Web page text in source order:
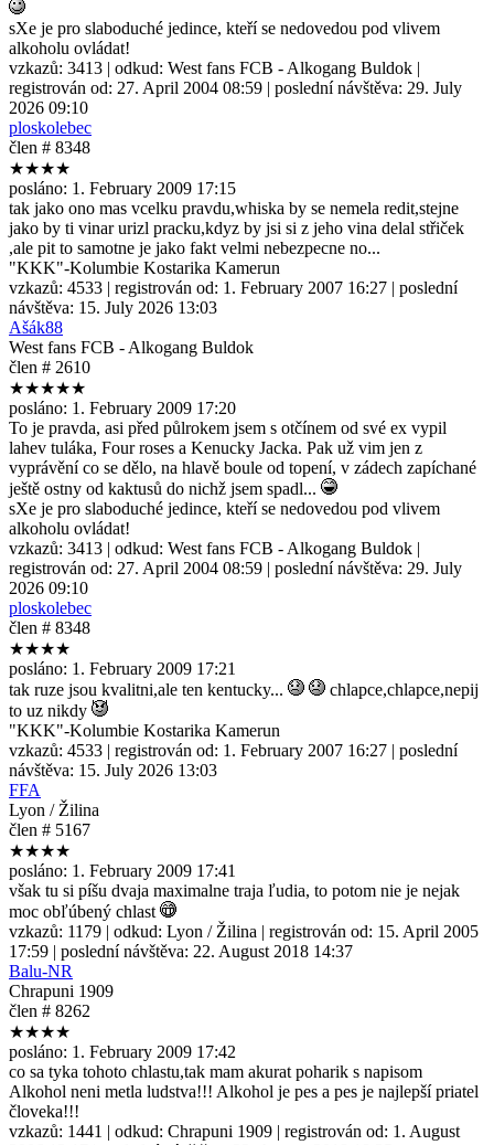
sXe je pro slaboduché jedince, kteří se nedovedou pod vlivem
alkoholu ovládat!
vzkazů: 3413 | odkud: West fans FCB - Alkogang Buldok |
registrován od: 27. April 2004 08:59 | poslední návštěva: 29. July
2026 09:10
ploskolebec
člen # 8348
★★★★
posláno: 1. February 2009 17:15
tak jako ono mas vcelku pravdu,whiska by se nemela redit,stejne
jako by ti vinar urizl pracku,kdyz by jsi si z jeho vina delal střiček
,ale pit to samotne je jako fakt velmi nebezpecne no...
"KKK"-Kolumbie Kostarika Kamerun
vzkazů: 4533 | registrován od: 1. February 2007 16:27 | poslední
návštěva: 15. July 2026 13:03
Ašák88
West fans FCB - Alkogang Buldok
člen # 2610
★★★★★
posláno: 1. February 2009 17:20
To je pravda, asi před půlrokem jsem s otčínem od své ex vypil
lahev tuláka, Four roses a Kenucky Jacka. Pak už vim jen z
vyprávění co se dělo, na hlavě boule od topení, v zádech zapíchané
ještě ostny od kaktusů do nichž jsem spadl...
sXe je pro slaboduché jedince, kteří se nedovedou pod vlivem
alkoholu ovládat!
vzkazů: 3413 | odkud: West fans FCB - Alkogang Buldok |
registrován od: 27. April 2004 08:59 | poslední návštěva: 29. July
2026 09:10
ploskolebec
člen # 8348
★★★★
posláno: 1. February 2009 17:21
tak ruze jsou kvalitni,ale ten kentucky...
chlapce,chlapce,nepij
to uz nikdy
"KKK"-Kolumbie Kostarika Kamerun
vzkazů: 4533 | registrován od: 1. February 2007 16:27 | poslední
návštěva: 15. July 2026 13:03
FFA
Lyon / Žilina
člen # 5167
★★★★
posláno: 1. February 2009 17:41
však tu si píšu dvaja maximalne traja ľudia, to potom nie je nejak
moc obľúbený chlast
vzkazů: 1179 | odkud: Lyon / Žilina | registrován od: 15. April 2005
17:59 | poslední návštěva: 22. August 2018 14:37
Balu-NR
Chrapuni 1909
člen # 8262
★★★★
posláno: 1. February 2009 17:42
co sa tyka tohoto chlastu,tak mam akurat poharik s napisom
Alkohol neni metla ludstva!!! Alkohol je pes a pes je najlepší priatel
človeka!!!
vzkazů: 1441 | odkud: Chrapuni 1909 | registrován od: 1. August